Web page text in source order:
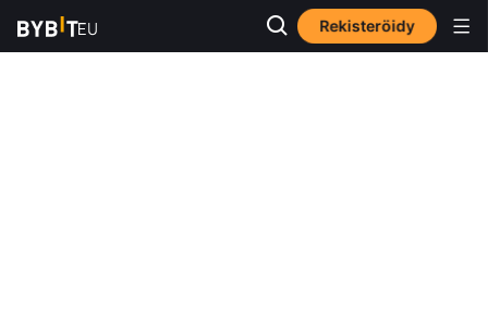
Rekisteröidy